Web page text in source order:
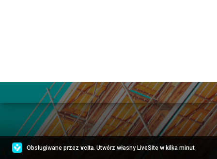
Obsługiwane przez vcita. Utwórz własny LiveSite w kilka minut